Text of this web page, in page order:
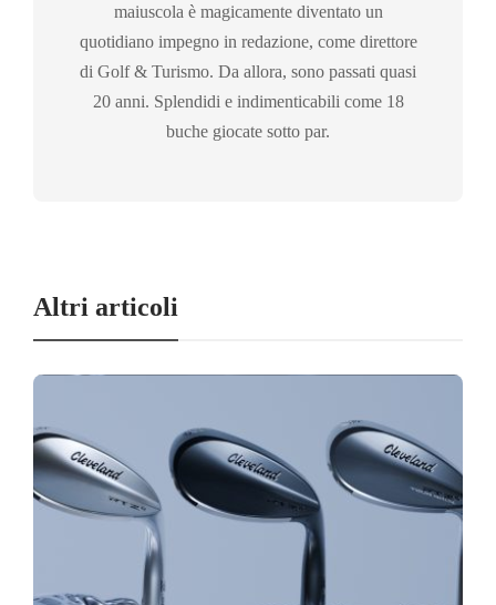
maiuscola è magicamente diventato un
quotidiano impegno in redazione, come direttore
di Golf & Turismo. Da allora, sono passati quasi
20 anni. Splendidi e indimenticabili come 18
buche giocate sotto par.
Altri articoli